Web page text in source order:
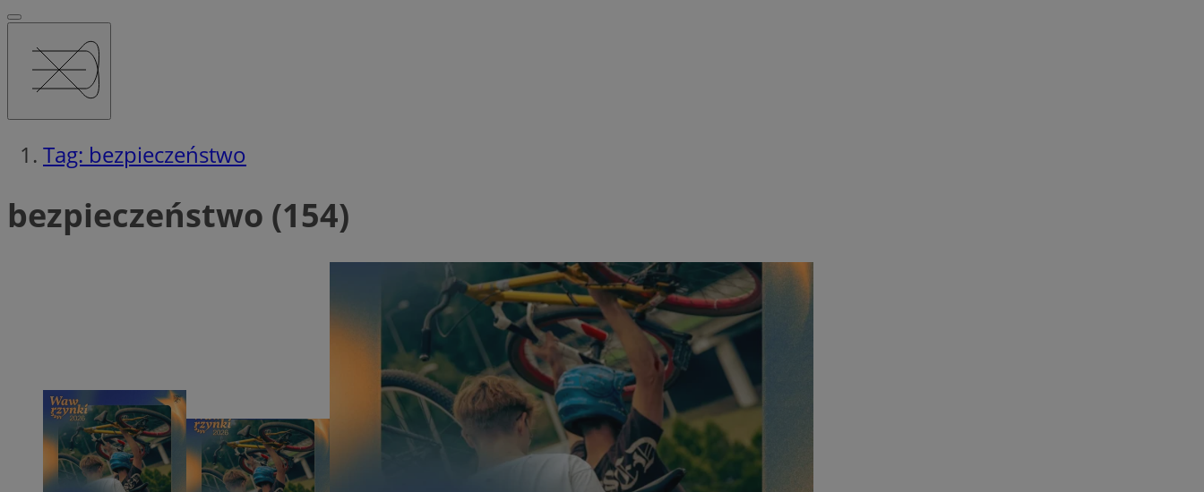
Tag: bezpieczeństwo
bezpieczeństwo (154)